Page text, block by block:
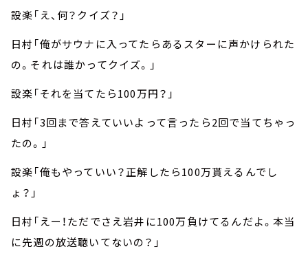
設楽「え、何？クイズ？」
日村「俺がサウナに入ってたらあるスターに声かけられた
の。それは誰かってクイズ。」
設楽「それを当てたら100万円？」
日村「3回まで答えていいよって言ったら2回で当てちゃっ
たの。」
設楽「俺もやっていい？正解したら100万貰えるんでし
ょ？」
日村「えー！ただでさえ岩井に100万負けてるんだよ。本当
に先週の放送聴いてないの？」